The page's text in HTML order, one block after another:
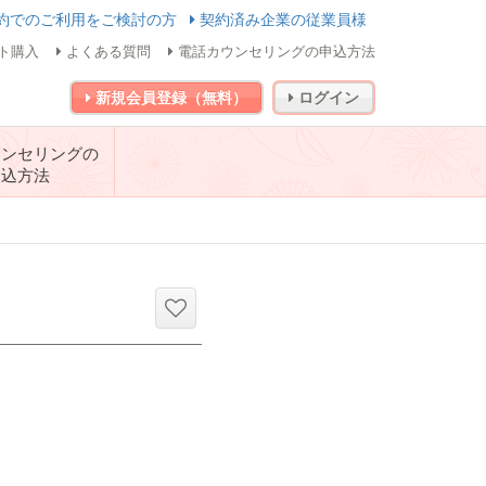
でのご利用をご検討の方 契約済み企業の従業員様
購入 よくある質問 電話カウンセリングの申込方法
新規会員登録（無料） ログイン
セリングの
方法